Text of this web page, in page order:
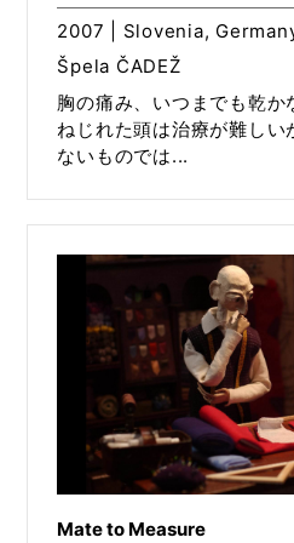
2007 | Slovenia,
Špela ČADEŽ
胸の痛み、いつまでも乾か
ねじれた頭は治療が難しい
ないものでは...
Mate to Measure